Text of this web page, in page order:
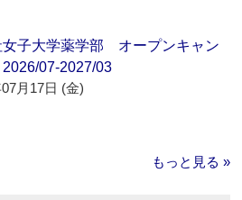
女子大学薬学部 オープンキャン
07-2027/03
月17日 (金)
もっと見る »